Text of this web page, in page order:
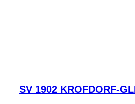
SV 1902 KROFDORF-